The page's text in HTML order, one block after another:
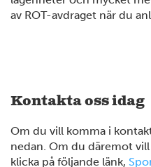
av ROT-avdraget när du
Kontakta oss idag
Om du vill komma i
nedan. Om du däremot
klicka på följande länk,